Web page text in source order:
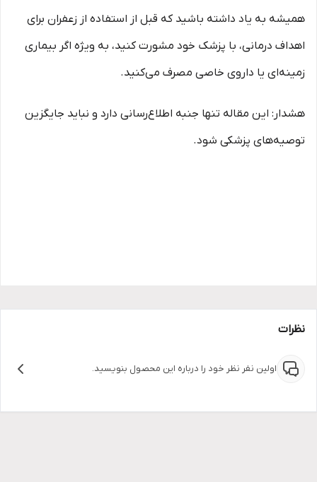
همیشه به یاد داشته باشید که قبل از استفاده از زعفران برای
اهداف درمانی، با پزشک خود مشورت کنید، به ویژه اگر بیماری
زمینه‌ای یا داروی خاصی مصرف می‌کنید.
هشدار: این مقاله تنها جنبه اطلاع‌رسانی دارد و نباید جایگزین
توصیه‌های پزشکی شود.
نظرات
اولین نفر نظر خود را درباره این محصول بنویسید.